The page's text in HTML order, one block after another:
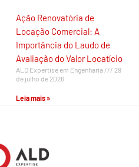
Ação Renovatória de
Locação Comercial: A
Importância do Laudo de
Avaliação do Valor Locatício
ALD Expertise em Engenharia
29
de julho de 2026
Leia mais »